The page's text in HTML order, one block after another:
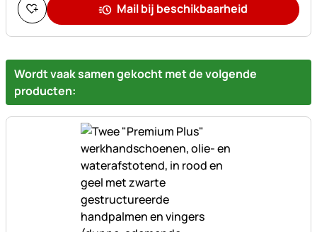
Mail bij beschikbaarheid
Wordt vaak samen gekocht met de volgende
producten: